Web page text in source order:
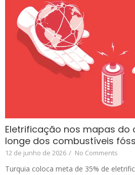
Eletrificação nos mapas do
longe dos combustíveis
12 de junho de 2026 / No Comments
Turquia coloca meta de 35% de